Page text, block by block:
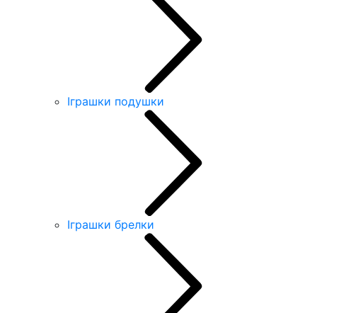
Іграшки подушки
Іграшки брелки